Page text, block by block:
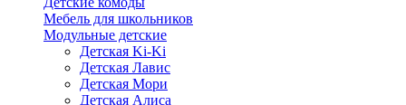
Мебель для школьников
Модульные детские
Детская Ki-Ki
Детская Лавис
Детская Мори
Детская Алиса